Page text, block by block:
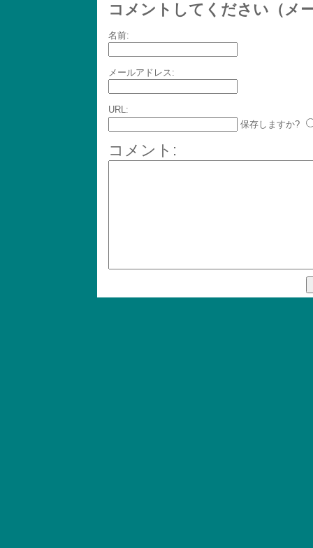
コメントしてください（メ
名前:
メールアドレス:
URL:
保存しますか?
コメント: